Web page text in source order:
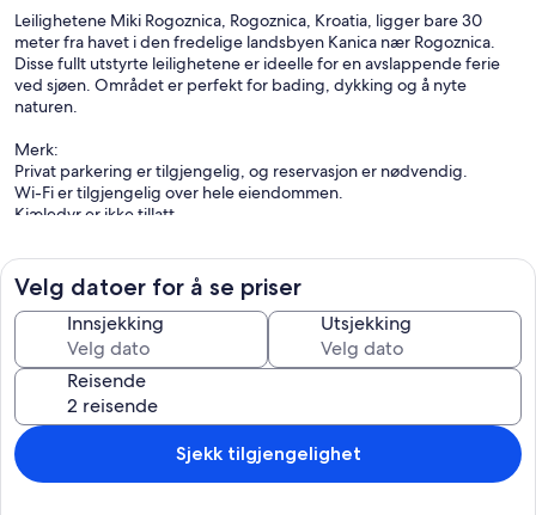
Leilighetene Miki Rogoznica, Rogoznica, Kroatia, ligger bare 30
meter fra havet i den fredelige landsbyen Kanica nær Rogoznica.
Disse fullt utstyrte leilighetene er ideelle for en avslappende ferie
ved sjøen. Området er perfekt for bading, dykking og å nyte
naturen.
Merk:
Privat parkering er tilgjengelig, og reservasjon er nødvendig.
Wi-Fi er tilgjengelig over hele eiendommen.
Kjæledyr er ikke tillatt.
Takket være den utmerkede beliggenheten er alt du trenger for
ferien din bare en kort spasertur unna. Matbutikker, kafeer,
restauranter – alt ligger innenfor en radius på 2,00 km. Stranden
ligger 100 meter fra eiendommen.
Denne toromsleiligheten har plass til opptil fem gjester. Den har
satellitt-TV og er kombinert med sittegruppe, sofa og kjøkken. Det
private badet er utstyrt med dusj og toalett.
Oppsett:
Disse kostnadene er mandarotiske og belastes på stedet. De er ikke
Velg datoer for å se priser
Innsjekking Utsjekking
Reisende
Sjekk tilgjengelighet